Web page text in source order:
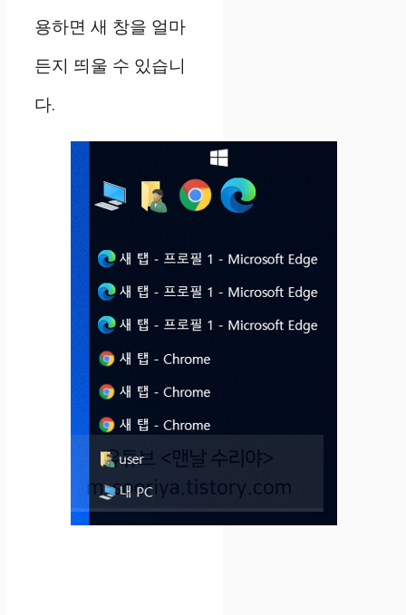
용하면 새 창을 얼마
든지 띄울 수 있습니
다.